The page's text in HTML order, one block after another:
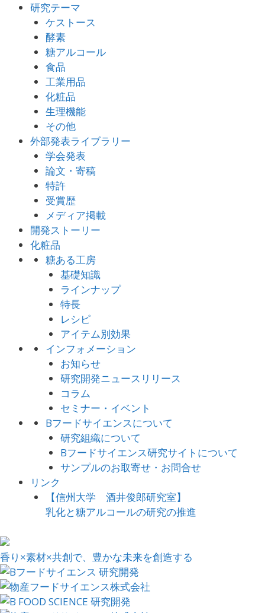
研究テーマ
ケストース
酵素
糖アルコール
食品
工業用品
化粧品
生理機能
その他
外部発表ライブラリー
学会発表
論文・寄稿
特許
受賞歴
メディア掲載
開発ストーリー
化粧品
糖ある工房
基礎知識
ラインナップ
特長
レシピ
アイテム別効果
インフォメーション
お知らせ
研究開発ニュースリリース
コラム
セミナー・イベント
Bフードサイエンスについて
研究組織について
Bフードサイエンス研究サイトについて
サンプルのお取寄せ・お問合せ
リンク
【信州大学 酒井俊郎研究室】
乳化と糖アルコールの研究の推進
香り×素材×共創で、豊かな未来を創造する